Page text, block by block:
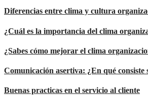
Diferencias entre clima y cultura
¿Cuál es la importancia del clima
¿Sabes cómo mejorar el clima
Comunicación asertiva: ¿En qué consiste
Buenas practicas en el servicio al cliente